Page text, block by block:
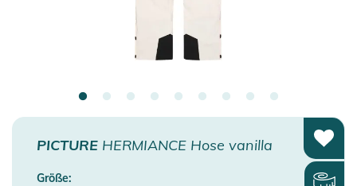
PICTURE HERMIANCE Hose vanilla
Größe: